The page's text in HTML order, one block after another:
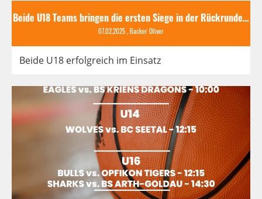
Beide U18 Teams bringen die ersten Siege in der Rückrunde heim
07.02.2025, Backer Oliver
Beide U18 erfolgreich im Einsatz